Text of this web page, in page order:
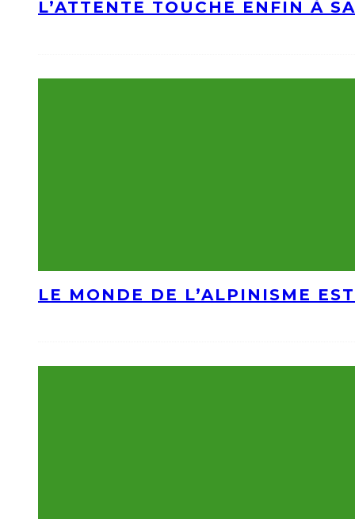
L’ATTENTE TOUCHE ENFIN À
LE MONDE DE L’ALPINISME